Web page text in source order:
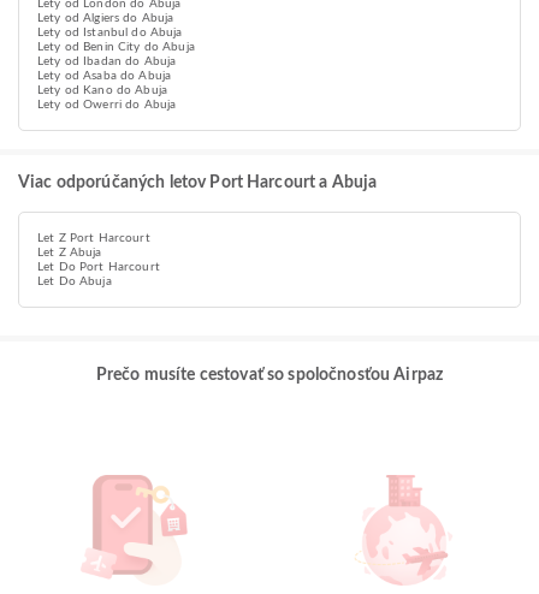
Lety od London do Abuja
Lety od Algiers do Abuja
Lety od Istanbul do Abuja
Lety od Benin City do Abuja
Lety od Ibadan do Abuja
Lety od Asaba do Abuja
Lety od Kano do Abuja
Lety od Owerri do Abuja
Viac odporúčaných letov Port Harcourt a Abuja
Let Z Port Harcourt
Let Z Abuja
Let Do Port Harcourt
Let Do Abuja
Prečo musíte cestovať so spoločnosťou Airpaz